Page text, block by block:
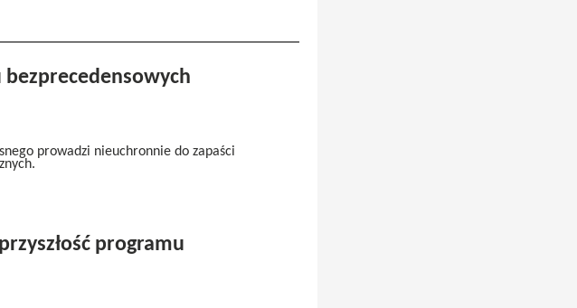
bezprecedensowych
prowadzi nieuchronnie do zapaści
programu